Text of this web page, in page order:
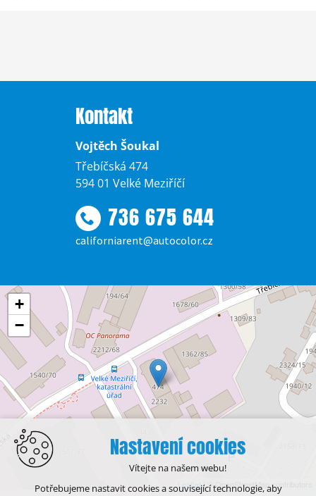
Kontakt
Vojtěch Šoukal
Třebíčská 474
594 01 Velké Meziříčí
736 675 644
californiarent@autocolor.cz
+
−
Leaflet | © OpenStreetMap contributors
Nastavení cookies
Vítejte na našem webu!
Potřebujeme nastavit cookies a související technologie, aby